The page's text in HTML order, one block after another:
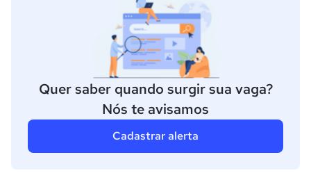
Quer saber quando surgir sua vaga?
Nós te avisamos
Cadastrar alerta